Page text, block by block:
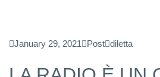
January 29, 2021 Post diletta